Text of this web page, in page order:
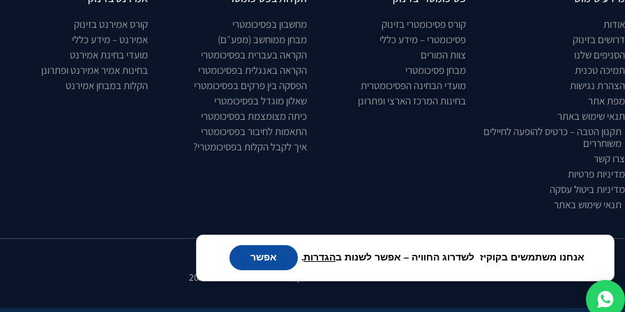
אודות
דרושים בזינוק
הסניפים שלנו
תמיכה טכנית
הצהרת נגישות
מפת אתר
תנאי שימוש באתר
תקנון הטבה – כרטיס להופעה לחיילים
משוחררים
צרו קשר
מדיניות פרטיות
מדיניות ביטול עסקה
תנאי שימוש באתר
קורס פסיכומטרי בזינוק
פסיכומטרי – מידע כללי
צוות המורים
מבחן פסיכומטרי
מועדי הבחינה הפסיכומטרית
בחינות המרכז הארצי ופתרונן
מחשבון בפסיכומטרי
מבחן ממוחשב (מפע״ם)
הקראה בעברית בפסיכומטרי
הקראה באנגלית בפסיכומטרי
הפסקה בין פרקים בפסיכומטרי
שאלון מוגדל בפסיכומטרי
כיתה מצומצמת בפסיכומטרי
התאמות לחיבור בפסיכומטרי
איך לקבל הקלות בפסיכומטרי?
קורס אמירנט בזינוק
אמירנט – מידע כללי
מועדי בחינת אמירנט
בחינות אמיר אמירנט ופתרונן
הקלות במבחן אמירנט
אנחנו משתמשים בקוקיז לשדרוג החוויה – אפשר לשנות בהגדרות. אפשר